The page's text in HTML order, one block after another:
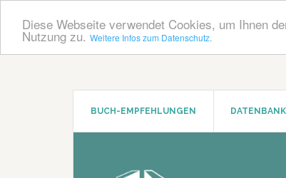
Diese Webseite verwendet Cookies, um Ihnen
Nutzung zu. Weitere Infos zum Datenschutz.
Zum
Zur
BUCH-EMPFEHLUNGEN